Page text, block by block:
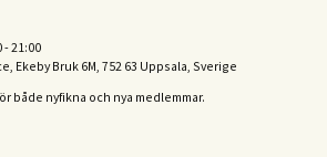
-21:00
Ekeby Bruk 6M, 752 63 Uppsala, Sverige
både nyfikna och nya medlemmar.